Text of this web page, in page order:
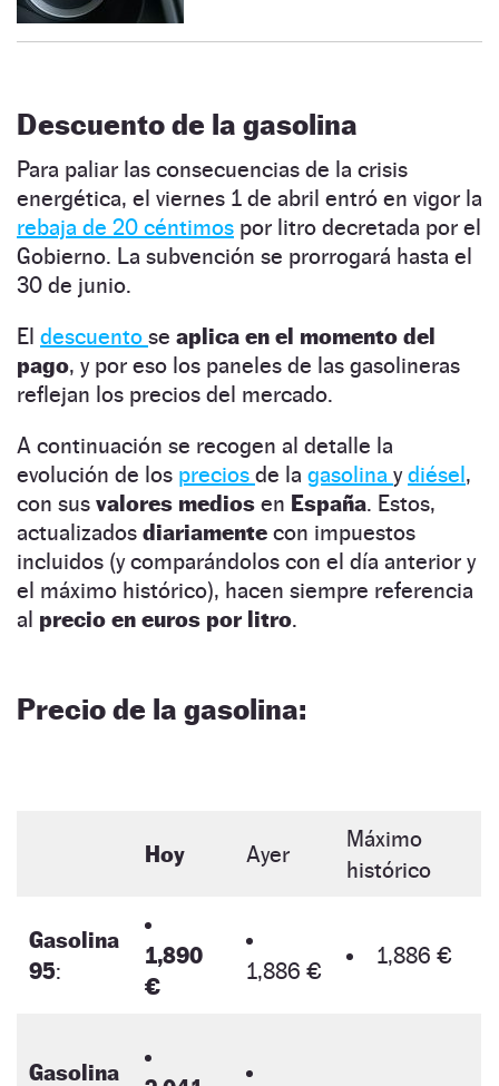
Descuento de la gasolina
Para paliar las consecuencias de la crisis
energética, el viernes 1 de abril entró en vigor la
rebaja de 20 céntimos por litro decretada por el
Gobierno. La subvención se prorrogará hasta el
30 de junio.
El descuento se aplica en el momento del
pago, y por eso los paneles de las gasolineras
reflejan los precios del mercado.
A continuación se recogen al detalle la
evolución de los precios de la gasolina ydiésel,
con sus valores medios en España. Estos,
actualizados diariamente con impuestos
incluidos (y comparándolos con el día anterior y
el máximo histórico), hacen siempre referencia
al precio en euros por litro.
Precio de la gasolina:
Hoy Ayer
Máximo
histórico
Gasolina
95:
1,890
€
1,886 €
1,886 €
Gasolina